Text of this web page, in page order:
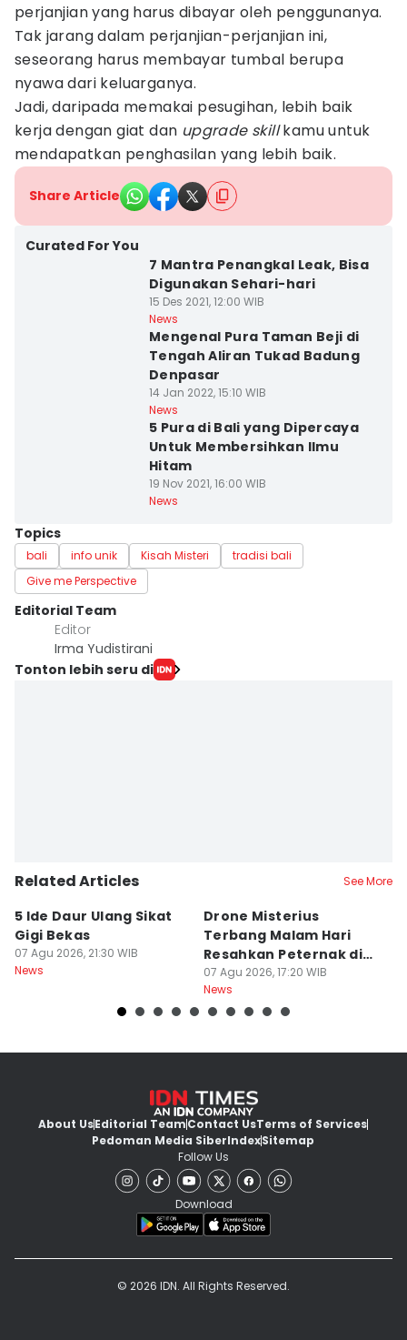
perjanjian yang harus dibayar oleh penggunanya.
Tak jarang dalam perjanjian-perjanjian ini,
seseorang harus membayar tumbal berupa
nyawa dari keluarganya.
Jadi, daripada memakai pesugihan, lebih baik
kerja dengan giat dan upgrade skillkamu untuk
mendapatkan penghasilan yang lebih baik.
Share Article
Curated For You
7 Mantra Penangkal Leak, Bisa
Digunakan Sehari-hari
15 Des 2021, 12:00 WIB
News
Mengenal Pura Taman Beji di
Tengah Aliran Tukad Badung
Denpasar
14 Jan 2022, 15:10 WIB
News
5 Pura di Bali yang Dipercaya
Untuk Membersihkan Ilmu
Hitam
19 Nov 2021, 16:00 WIB
News
Topics
bali info unik Kisah Misteri
tradisi bali
Give me Perspective
Editorial Team
Editor
Irma Yudistirani
Tonton lebih seru di
Related Articles See More
5 Ide Daur Ulang Sikat
Gigi Bekas
07 Agu 2026, 21:30 WIB
News
Drone Misterius
Terbang Malam Hari
Resahkan Peternak di
Marga Tabanan
07 Agu 2026, 17:20 WIB
News
About UsEditorial TeamContact UsTerms of Services
Pedoman Media SiberIndexSitemap
Follow Us
Download
© 2026 IDN. All Rights Reserved.